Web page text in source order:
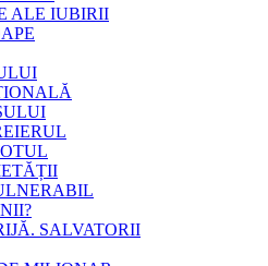
ALE IUBIRII
SALVATORII